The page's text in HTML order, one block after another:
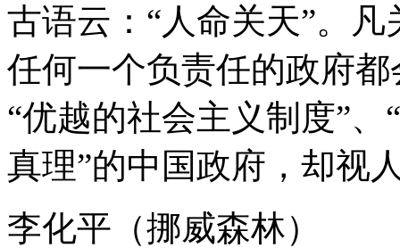
古语云：“人命关天”。
任何一个负责任的政府
“优越的社会主义制度”
真理”的中国政府，却视
李化平（挪威森林）